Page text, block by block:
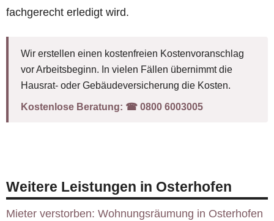
fachgerecht erledigt wird.
Wir erstellen einen kostenfreien Kostenvoranschlag
vor Arbeitsbeginn. In vielen Fällen übernimmt die
Hausrat- oder Gebäudeversicherung die Kosten.
Kostenlose Beratung: ☎︎ 0800 6003005
Weitere Leistungen in Osterhofen
Mieter verstorben: Wohnungsräumung in Osterhofen